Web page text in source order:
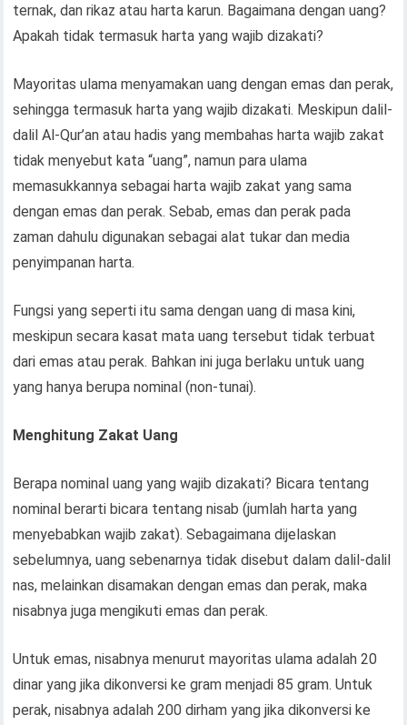
ternak, dan rikaz atau harta karun. Bagaimana dengan uang?
Apakah tidak termasuk harta yang wajib dizakati?
Mayoritas ulama menyamakan uang dengan emas dan perak,
sehingga termasuk harta yang wajib dizakati. Meskipun dalil-
dalil Al-Qur’an atau hadis yang membahas harta wajib zakat
tidak menyebut kata “uang”, namun para ulama
memasukkannya sebagai harta wajib zakat yang sama
dengan emas dan perak. Sebab, emas dan perak pada
zaman dahulu digunakan sebagai alat tukar dan media
penyimpanan harta.
Fungsi yang seperti itu sama dengan uang di masa kini,
meskipun secara kasat mata uang tersebut tidak terbuat
dari emas atau perak. Bahkan ini juga berlaku untuk uang
yang hanya berupa nominal (non-tunai).
Menghitung Zakat Uang
Berapa nominal uang yang wajib dizakati? Bicara tentang
nominal berarti bicara tentang nisab (jumlah harta yang
menyebabkan wajib zakat). Sebagaimana dijelaskan
sebelumnya, uang sebenarnya tidak disebut dalam dalil-dalil
nas, melainkan disamakan dengan emas dan perak, maka
nisabnya juga mengikuti emas dan perak.
Untuk emas, nisabnya menurut mayoritas ulama adalah 20
dinar yang jika dikonversi ke gram menjadi 85 gram. Untuk
perak, nisabnya adalah 200 dirham yang jika dikonversi ke